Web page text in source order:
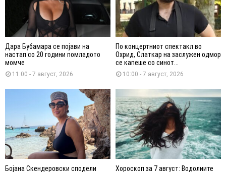
Дара Бубамара се појави на
настап со 20 години помладото
момче
11:00 - 7 август, 2026
По концертниот спектакл во
Охрид, Слаткар на заслужен одмор
се капеше со синот...
10:00 - 7 август, 2026
Бојана Скендеровски сподели
Хороскоп за 7 август: Водолиите